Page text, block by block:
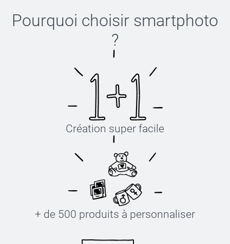
Pourquoi choisir smartphoto
?
Création super facile
+ de 500 produits à personnaliser